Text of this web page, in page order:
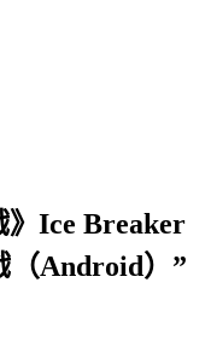
》Ice Breaker
（Android）”